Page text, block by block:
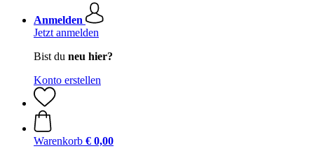
Anmelden
Jetzt anmelden
Bist du neu hier?
Konto erstellen
Warenkorb € 0,00